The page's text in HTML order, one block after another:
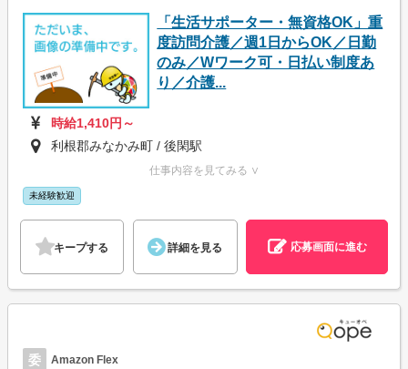
「生活サポーター・無資格OK」重
度訪問介護／週1日からOK／日勤
のみ／Wワーク可・日払い制度あ
り／介護...
時給1,410円～
利根郡みなかみ町 / 後閑駅
仕事内容を見てみる ∨
未経験歓迎
キープする 詳細を見る 応募画面に進む
委 Amazon Flex